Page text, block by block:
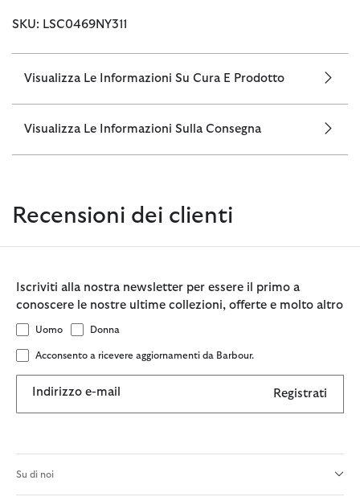
SKU: LSC0469NY311
Visualizza Le Informazioni Su Cura E Prodotto
Visualizza Le Informazioni Sulla Consegna
Recensioni dei clienti
Iscriviti alla nostra newsletter per essere il primo a
conoscere le nostre ultime collezioni, offerte e molto altro
Uomo Donna
Acconsento a ricevere aggiornamenti da Barbour.
Indirizzo e-mail Registrati
Su di noi